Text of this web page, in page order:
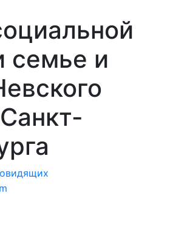
семье и